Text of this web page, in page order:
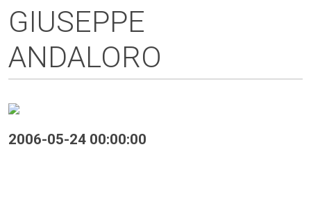
GIUSEPPE
ANDALORO
2006-05-24 00:00:00